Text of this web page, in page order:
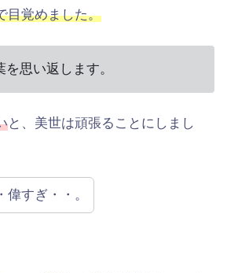
目覚めました。
思い返します。
と、美世は頑張ることにしまし
偉すぎ・・。